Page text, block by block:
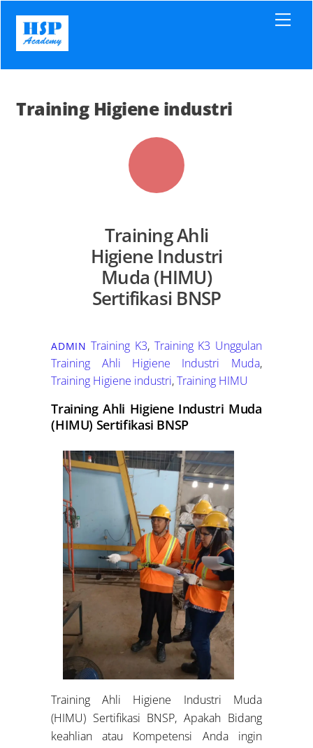
content
Training Higiene industri
Training Ahli
Higiene Industri
Muda (HIMU)
Sertifikasi BNSP
ADMIN Training K3, Training K3 Unggulan
Training Ahli Higiene Industri Muda,
Training Higiene industri,Training HIMU
Training Ahli Higiene Industri Muda
(HIMU) Sertifikasi BNSP
Training Ahli Higiene Industri Muda
(HIMU) Sertifikasi BNSP, Apakah Bidang
keahlian atau Kompetensi Anda ingin